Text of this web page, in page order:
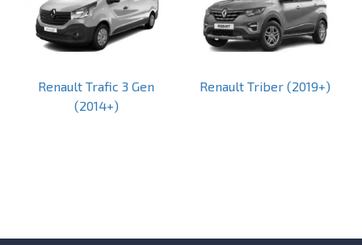
Renault Trafic 3 Gen
(2014+)
Renault Triber (2019+)